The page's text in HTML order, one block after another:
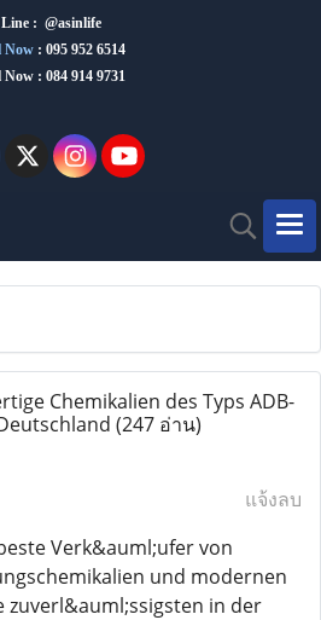
Line : @asinlife
Now : 095 952 6514
Now : 084 914 9731
Chemikalien des Typs ADB-
(247 อ่าน)
แจ้งลบ
Verk&auml;ufer von
und modernen
zuverl&auml;ssigsten in der